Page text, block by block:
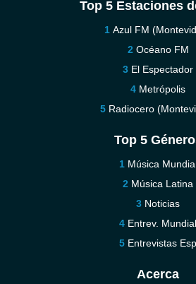
Top 5 Estaciones
Azul FM
Océano FM
El Espectador
Metrópolis
Radiocero
Top 5
Música
Música Latina
Noticias
Entrev. Mundial
Entrevistas Esp
Acerca